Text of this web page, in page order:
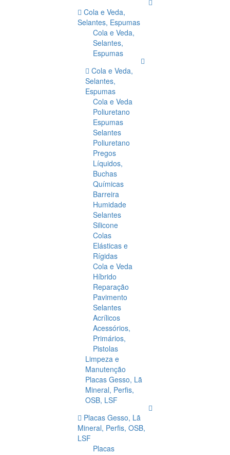
Cola e Veda,
Selantes, Espumas
Cola e Veda,
Selantes,
Espumas
Cola e Veda,
Selantes,
Espumas
Cola e Veda
Poliuretano
Espumas
Selantes
Poliuretano
Pregos
Líquidos,
Buchas
Químicas
Barreira
Humidade
Selantes
Silicone
Colas
Elásticas e
Rígidas
Cola e Veda
Híbrido
Reparação
Pavimento
Selantes
Acrílicos
Acessórios,
Primários,
Pistolas
Limpeza e
Manutenção
Placas Gesso, Lã
Mineral, Perfis,
OSB, LSF
Placas Gesso, Lã
Mineral, Perfis, OSB,
LSF
Placas